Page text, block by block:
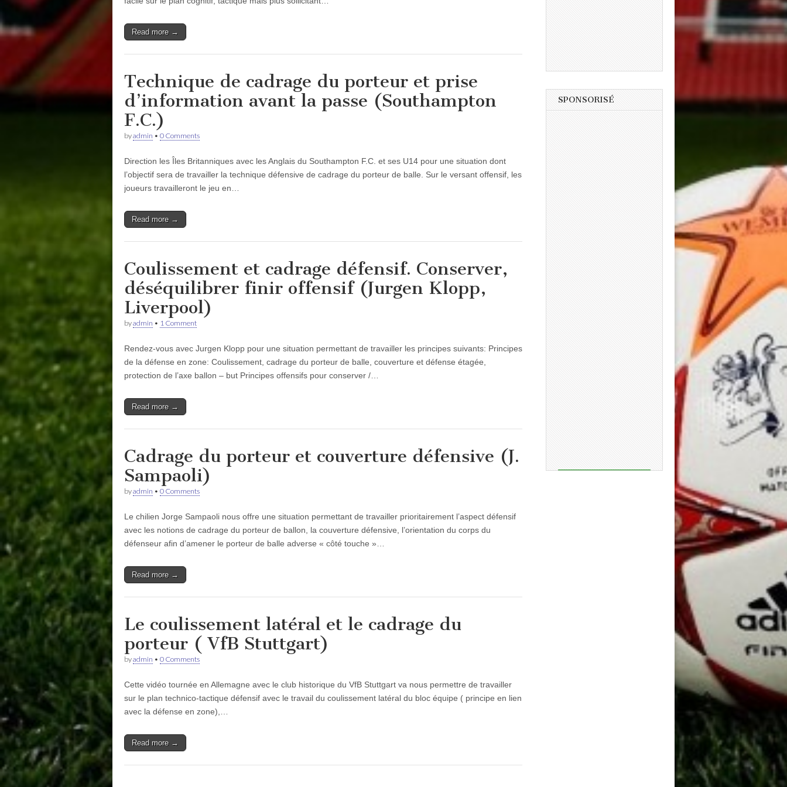
Read more →
Technique de cadrage du porteur et prise
d’information avant la passe (Southampton
F.C.)
byadmin • 0 Comments
Direction les Îles Britanniques avec les Anglais du Southampton F.C. et ses U14 pour une situation dont
l’objectif sera de travailler la technique défensive de cadrage du porteur de balle. Sur le versant offensif, les
joueurs travailleront le jeu en…
Read more →
Coulissement et cadrage défensif. Conserver,
déséquilibrer finir offensif (Jurgen Klopp,
Liverpool)
byadmin • 1 Comment
Rendez-vous avec Jurgen Klopp pour une situation permettant de travailler les principes suivants: Principes
de la défense en zone: Coulissement, cadrage du porteur de balle, couverture et défense étagée,
protection de l’axe ballon – but Principes offensifs pour conserver /…
Read more →
Cadrage du porteur et couverture défensive (J.
Sampaoli)
byadmin • 0 Comments
Le chilien Jorge Sampaoli nous offre une situation permettant de travailler prioritairement l’aspect défensif
avec les notions de cadrage du porteur de ballon, la couverture défensive, l’orientation du corps du
défenseur afin d’amener le porteur de balle adverse « côté touche »…
Read more →
Le coulissement latéral et le cadrage du
porteur ( VfB Stuttgart)
byadmin • 0 Comments
Cette vidéo tournée en Allemagne avec le club historique du VfB Stuttgart va nous permettre de travailler
sur le plan technico-tactique défensif avec le travail du coulissement latéral du bloc équipe ( principe en lien
avec la défense en zone),…
Read more →
SPONSORISÉ